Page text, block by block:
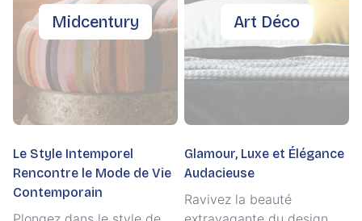
Midcentury
Le Style Intemporel
Rencontre le Mode de Vie
Contemporain
Art Déco
Glamour, Luxe et Élégance
Audacieuse
Ravivez la beauté